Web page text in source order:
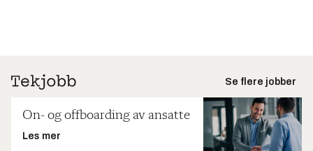
Se flere jobber
On- og offboarding av ansatte
Les mer